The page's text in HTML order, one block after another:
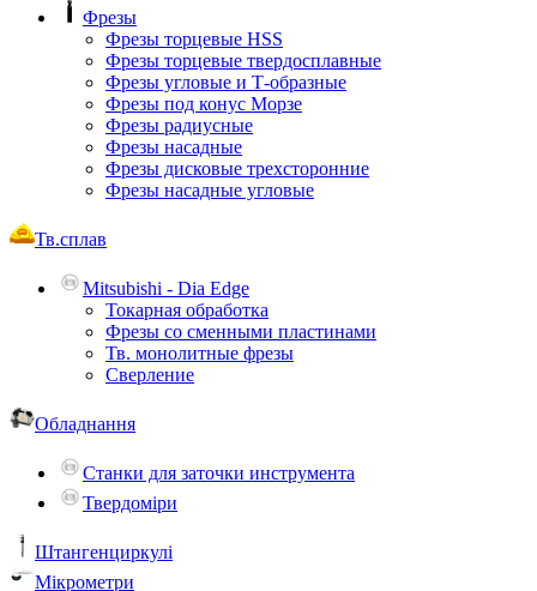
Фрезы
Фрезы торцевые HSS
Фрезы торцевые твердосплавные
Фрезы угловые и Т-образные
Фрезы под конус Морзе
Фрезы радиусные
Фрезы насадные
Фрезы дисковые трехсторонние
Фрезы насадные угловые
Тв.сплав
Mitsubishi - Dia Edge
Токарная обработка
Фрезы со сменными пластинами
Тв. монолитные фрезы
Сверление
Обладнання
Станки для заточки инструмента
Твердоміри
Штангенциркулі
Мікрометри